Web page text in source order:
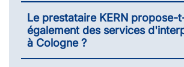
Le prestataire KERN propose-
également des services
à Cologne ?